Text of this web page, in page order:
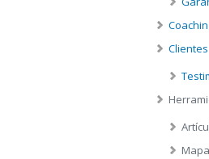
Clientes